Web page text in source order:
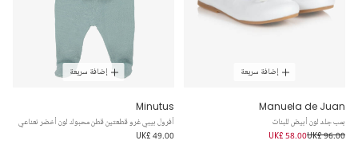
إضافة سريعة
Manuela de Juan
بمب جلد لون أبيض للبنات
UK£ 96.00
UK£ 58.00
إضافة سريعة
Minutus
أفرول بيبي غرو قطعتين قطن محبوك لون أخضر نعناعي
UK£ 49.00